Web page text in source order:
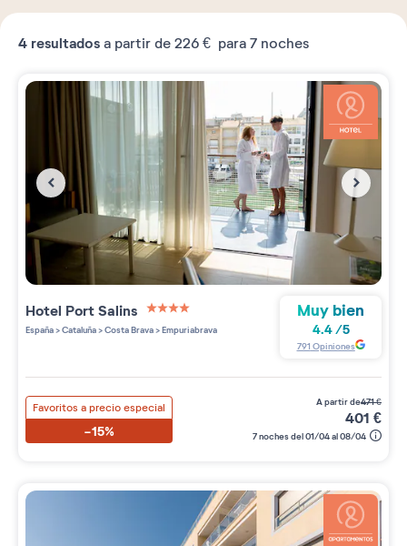
4 resultados a partir de 226 € para 7 noches
Hotel Port Salins
4 étoiles sur 5
España>Cataluña>Costa Brava>Empuriabrava
Muy bien
4.4/5
791 Opiniones
Favoritos a precio especial
-15%
a partir de471€
401 €
7 noches del 01/04 al 08/04